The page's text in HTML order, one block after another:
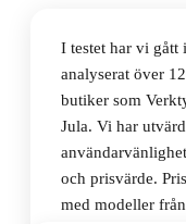
I testet har vi gått
analyserat över
butiker som
Jula. Vi har
och prisvärde.
med modeller